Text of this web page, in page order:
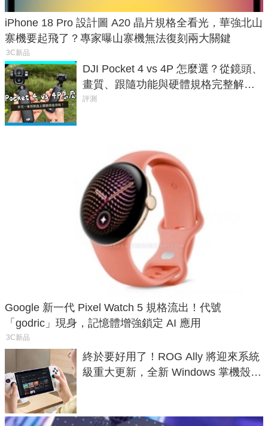
iPhone 18 Pro 設計圖 A20 晶片規格全看光，華強北山
寨機要起飛了？專家曝山寨機無法復刻兩大關鍵
3C新品
DJI Pocket 4 vs 4P 怎麼選？從鏡頭、
畫質、跟隨功能與硬體規格完整解
析，一次看懂兩台差異
評測
Google 新一代 Pixel Watch 5 規格流出！代號
「godric」現身，記憶體增強鎖定 AI 應用
3C新品
終於要好用了！ROG Ally 將迎來系統
級重大更新，全新 Windows 掌機殼模